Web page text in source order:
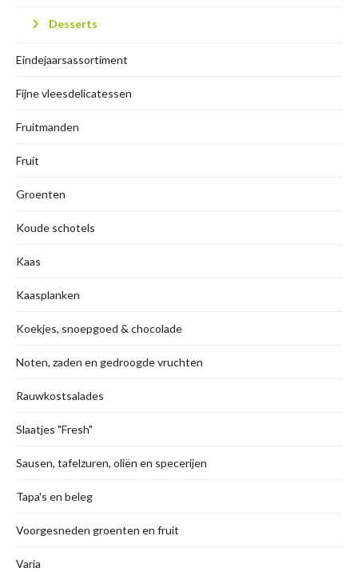
Desserts
Eindejaarsassortiment
Fijne vleesdelicatessen
Fruitmanden
Fruit
Groenten
Koude schotels
Kaas
Kaasplanken
Koekjes, snoepgoed & chocolade
Noten, zaden en gedroogde vruchten
Rauwkostsalades
Slaatjes "Fresh"
Sausen, tafelzuren, oliën en specerijen
Tapa's en beleg
Voorgesneden groenten en fruit
Varia